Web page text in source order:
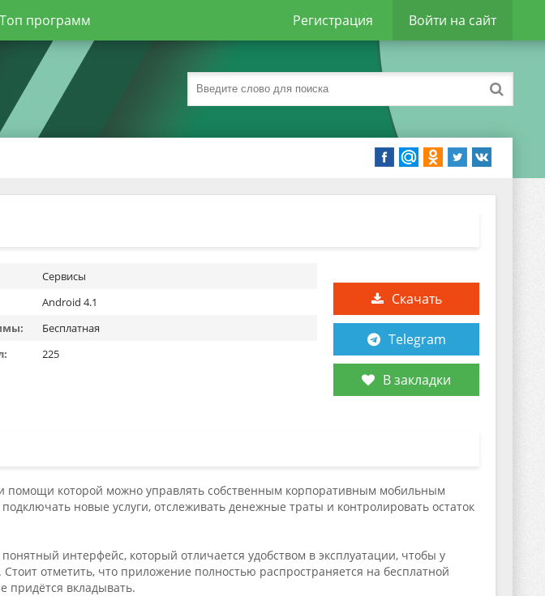
Топ программ Регистрация Войти на сайт
Скачать
Telegram
В закладки
Сервисы
Android 4.1
Бесплатная
225
помощи которой можно управлять собственным корпоративным мобильным
новые услуги, отслеживать денежные траты и контролировать остаток
интерфейс, который отличается удобством в эксплуатации, чтобы у
отметить, что приложение полностью распространяется на бесплатной
придётся вкладывать.